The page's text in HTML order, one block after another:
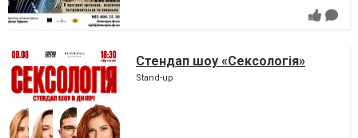
Стендап шоу «Сексологія»
Stand-up